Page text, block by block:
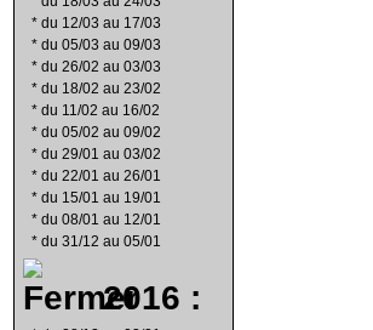
* du 12/03 au 17/03
* du 05/03 au 09/03
* du 26/02 au 03/03
* du 18/02 au 23/02
* du 11/02 au 16/02
* du 05/02 au 09/02
* du 29/01 au 03/02
* du 22/01 au 26/01
* du 15/01 au 19/01
* du 08/01 au 12/01
* du 31/12 au 05/01
2016 :